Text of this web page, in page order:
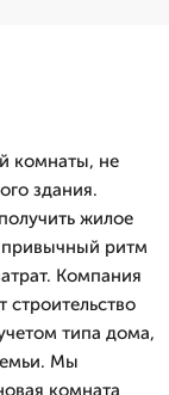
комнаты, не
здания.
жилое
ритм
Компания
типа дома,
Мы
комната